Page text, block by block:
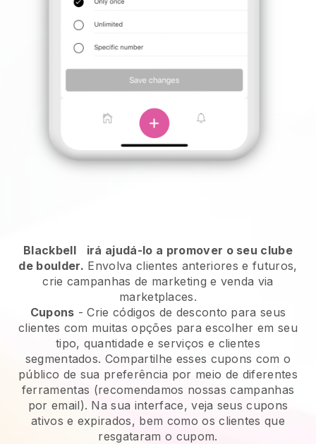
Blackbell
irá ajudá-lo a promover o seu clube
de boulder. Envolva clientes anteriores e futuros,
crie campanhas de marketing e venda via
marketplaces.
Cupons - Crie códigos de desconto para seus
clientes com muitas opções para escolher em seu
tipo, quantidade e serviços e clientes
segmentados. Compartilhe esses cupons com o
público de sua preferência por meio de diferentes
ferramentas (recomendamos nossas campanhas
por email). Na sua interface, veja seus cupons
ativos e expirados, bem como os clientes que
resgataram o cupom.